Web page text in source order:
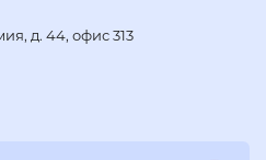
д. 44, офис 313